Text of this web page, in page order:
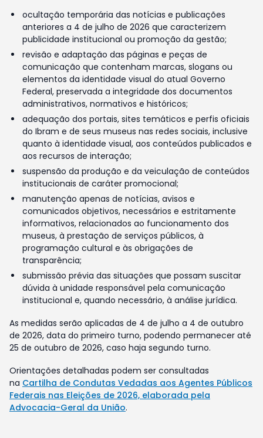
ocultação temporária das notícias e publicações
anteriores a 4 de julho de 2026 que caracterizem
publicidade institucional ou promoção da gestão;
revisão e adaptação das páginas e peças de
comunicação que contenham marcas, slogans ou
elementos da identidade visual do atual Governo
Federal, preservada a integridade dos documentos
administrativos, normativos e históricos;
adequação dos portais, sites temáticos e perfis oficiais
do Ibram e de seus museus nas redes sociais, inclusive
quanto à identidade visual, aos conteúdos publicados e
aos recursos de interação;
suspensão da produção e da veiculação de conteúdos
institucionais de caráter promocional;
manutenção apenas de notícias, avisos e
comunicados objetivos, necessários e estritamente
informativos, relacionados ao funcionamento dos
museus, à prestação de serviços públicos, à
programação cultural e às obrigações de
transparência;
submissão prévia das situações que possam suscitar
dúvida à unidade responsável pela comunicação
institucional e, quando necessário, à análise jurídica.
As medidas serão aplicadas de 4 de julho a 4 de outubro
de 2026, data do primeiro turno, podendo permanecer até
25 de outubro de 2026, caso haja segundo turno.
Orientações detalhadas podem ser consultadas
na Cartilha de Condutas Vedadas aos Agentes Públicos
Federais nas Eleições de 2026, elaborada pela
Advocacia-Geral da União.